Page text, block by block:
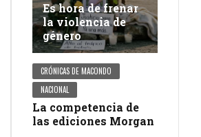
Es hora de frenar
la violencia de
género
CRÓNICAS DE MACONDO
NACIONAL
La competencia de
las ediciones Morgan